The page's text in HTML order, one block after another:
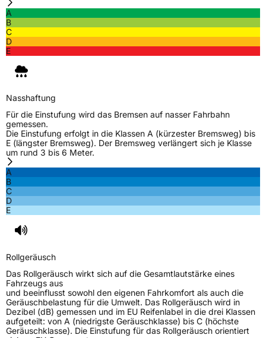
Rollgeräusch (dB)
Fahrzeugklasse
3PMSF / Schneeflockensymbol / Alpine-Symbol
EPREL ID 461726
Allgemeine Produktsicherheit (GPSR)
A
B
C
D
E
Nasshaftung
Für die Einstufung wird das Bremsen auf nasser Fahrbahn
gemessen.
Die Einstufung erfolgt in die Klassen A (kürzester Bremsweg) bis
E (längster Bremsweg). Der Bremsweg verlängert sich je Klasse
um rund 3 bis 6 Meter.
A
B
C
D
E
Rollgeräusch
Das Rollgeräusch wirkt sich auf die Gesamtlautstärke eines
Fahrzeugs aus
und beeinflusst sowohl den eigenen Fahrkomfort als auch die
Geräuschbelastung für die Umwelt. Das Rollgeräusch wird in
Dezibel (dB) gemessen und im EU Reifenlabel in die drei Klassen
aufgeteilt: von A (niedrigste Geräuschklasse) bis C (höchste
Geräuschklasse). Die Einstufung für das Rollgeräusch orientiert